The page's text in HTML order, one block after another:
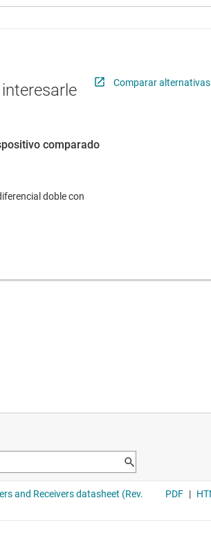
Comparar alternativas
comparado
doble con